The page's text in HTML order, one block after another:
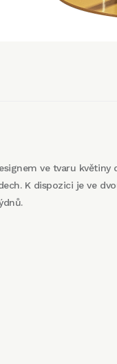
ve tvaru květiny
K dispozici je ve